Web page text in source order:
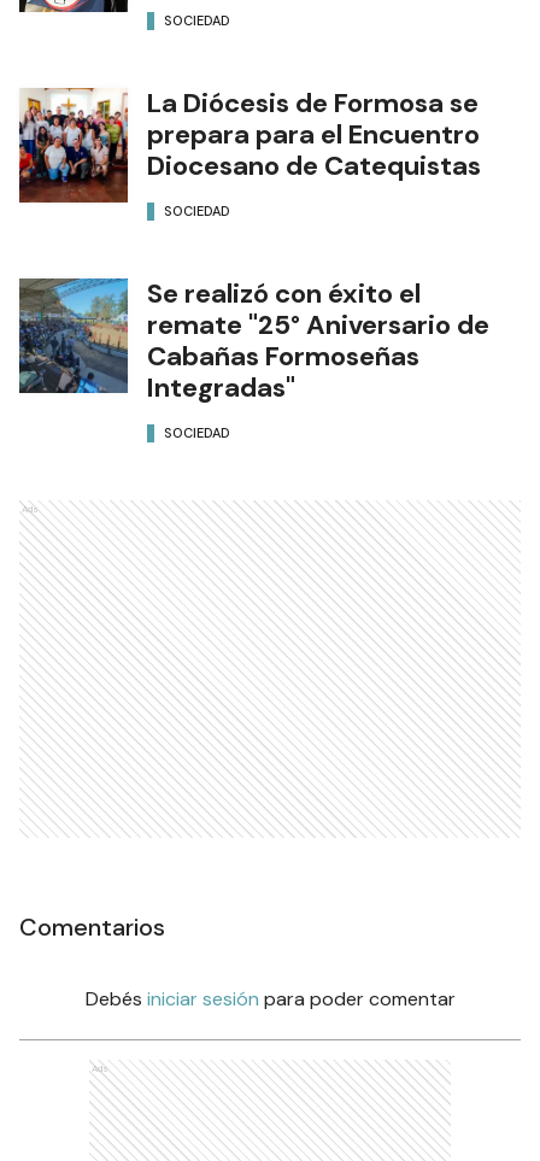
SOCIEDAD
La Diócesis de Formosa se
prepara para el Encuentro
Diocesano de Catequistas
SOCIEDAD
Se realizó con éxito el
remate "25° Aniversario de
Cabañas Formoseñas
Integradas"
SOCIEDAD
Ads
Comentarios
Debés iniciar sesión para poder comentar
Ads